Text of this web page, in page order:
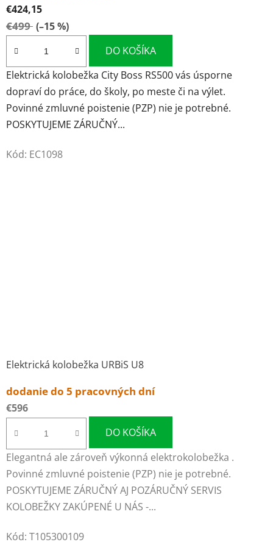
€424,15
€499 (–15 %)
DO KOŠÍKA
Elektrická kolobežka City Boss RS500 vás úsporne
dopraví do práce, do školy, po meste či na výlet.
Povinné zmluvné poistenie (PZP) nie je potrebné.
POSKYTUJEME ZÁRUČNÝ...
Kód: EC1098
Elektrická kolobežka URBiS U8
dodanie do 5 pracovných dní
€596
DO KOŠÍKA
Elegantná ale zároveň výkonná elektrokolobežka .
Povinné zmluvné poistenie (PZP) nie je potrebné.
POSKYTUJEME ZÁRUČNÝ AJ POZÁRUČNÝ SERVIS
KOLOBEŽKY ZAKÚPENÉ U NÁS -...
Kód: T105300109